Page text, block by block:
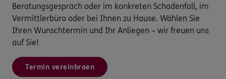
Beratungsgespräch oder im konkreten Schadenfall, im
Vermittlerbüro oder bei Ihnen zu Hause. Wählen Sie
Ihren Wunschtermin und Ihr Anliegen – wir freuen uns
auf Sie!
Termin vereinbraen